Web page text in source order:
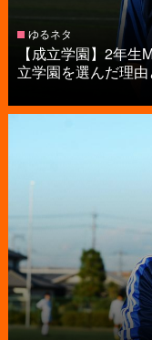
ゆるネタ
【成立学園】2年
立学園を選んだ理